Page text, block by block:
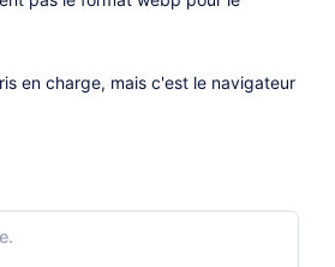
en charge, mais c'est le navigateur